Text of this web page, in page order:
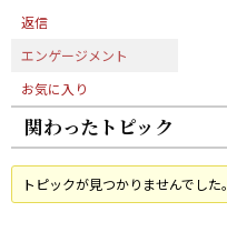
返信
エンゲージメント
お気に入り
関わったトピック
トピックが見つかりませんでした。